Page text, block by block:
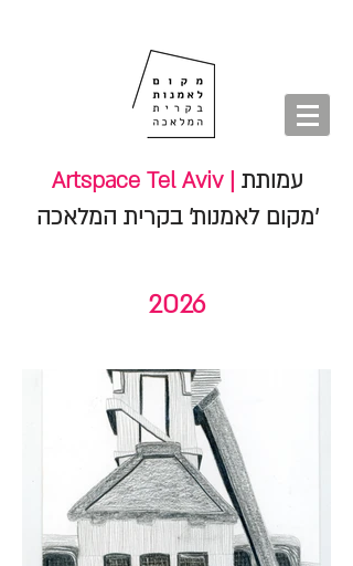
shop
Artspace Tel Aviv |
'מקום לאמנות' בקרית המלאכה
2026
מאה
ועשרים
רישומים
בעקבות
הילה
וברנד בכר